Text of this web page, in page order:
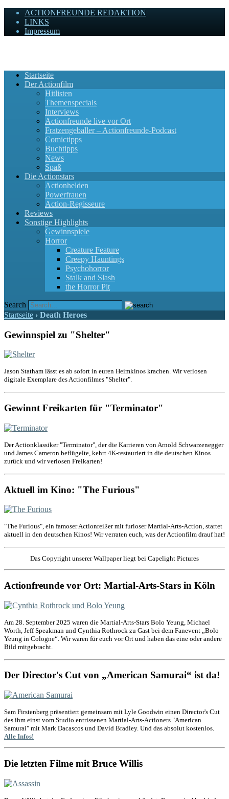
ACTIONFREUNDE REDAKTION
LINKS
Impressum
Startseite
Der Actionfilm
Hitlisten
Themenspecials
Interviews
Actionfreunde live vor Ort
Fratzengeballer – Actionfreunde-Podcast
Comictipps
Buchtipps
News
Spaß
Die Actionstars
Actionhelden
Powerfrauen
Action-Regisseure
Reviews
Sonstige Highlights
Gewinnspiele
Horror
Creature Feature
Creepy Hauntings
Psychohorror
Stalk and Slash
the Horror Pit
Search
Startseite › Death Heroes
Gewinnspiel zu "Shelter"
Jason Statham lässt es ab sofort in euren Heimkinos krachen. Wir verlosen
digitale Exemplare des Actionfilmes "Shelter".
Gewinnt Freikarten für "Terminator"
Der Actionklassiker "Terminator", der die Karrieren von Arnold Schwarzenegger
und James Cameron beflügelte, kehrt 4K-restauriert in die deutschen Kinos
zurück und wir verlosen Freikarten!
Aktuell im Kino: "The Furious"
"The Furious", ein famoser Actionreißer mit furioser Martial-Arts-Action, startet
aktuell in den deutschen Kinos! Wir verraten euch, was der Actionfilm drauf hat!
Das Copyright unserer Wallpaper liegt bei Capelight Pictures
Actionfreunde vor Ort: Martial-Arts-Stars in Köln
Am 28. September 2025 waren die Martial-Arts-Stars Bolo Yeung, Michael
Worth, Jeff Speakman und Cynthia Rothrock zu Gast bei dem Fanevent „Bolo
Yeung in Cologne“. Wir waren für euch vor Ort und haben das eine oder andere
Bild mitgebracht.
Der Director's Cut von „American Samurai“ ist da!
Sam Firstenberg präsentiert gemeinsam mit Lyle Goodwin einen Director's Cut
des ihm einst vom Studio entrissenen Martial-Arts-Actioners "American
Samurai" mit Mark Dacascos und David Bradley. Und das absolut kostenlos.
Alle Infos!
Die letzten Filme mit Bruce Willis